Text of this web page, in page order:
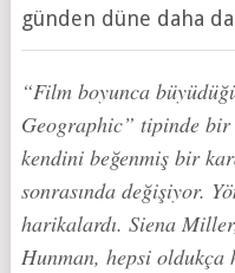
günden düne daha
“Film boyunca
Geographic” tipinde
kendini beğenmiş bir
sonrasında değişiyor.
harikalardı. Siena
Hunman, hepsi oldukça